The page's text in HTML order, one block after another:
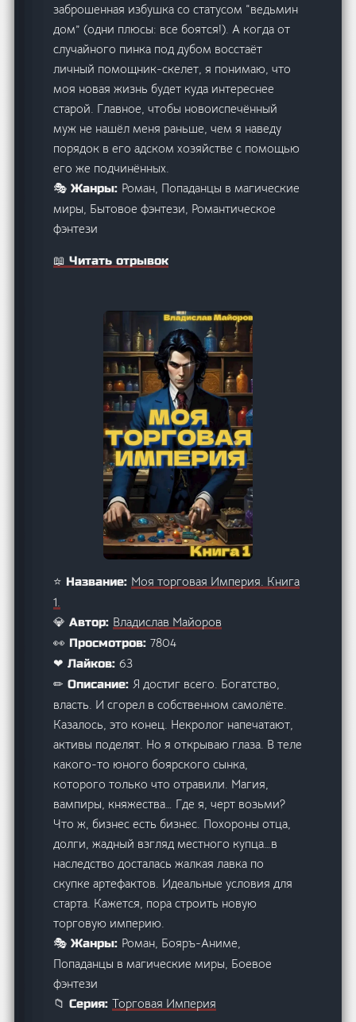
заброшенная избушка со статусом “ведьмин
дом” (одни плюсы: все боятся!). А когда от
случайного пинка под дубом восстаёт
личный помощник-скелет, я понимаю, что
моя новая жизнь будет куда интереснее
старой. Главное, чтобы новоиспечённый
муж не нашёл меня раньше, чем я наведу
порядок в его адском хозяйстве с помощью
его же подчинённых.
🎭 Жанры: Роман, Попаданцы в магические
миры, Бытовое фэнтези, Романтическое
фэнтези
📖 Читать отрывок
⭐ Название: Моя торговая Империя. Книга
1.
💎 Автор: Владислав Майоров
👀 Просмотров:7804
❤ Лайков:63
✏ Описание:Я достиг всего. Богатство,
власть. И сгорел в собственном самолёте.
Казалось, это конец. Некролог напечатают,
активы поделят. Но я открываю глаза. В теле
какого-то юного боярского сынка,
которого только что отравили. Магия,
вампиры, княжества… Где я, черт возьми?
Что ж, бизнес есть бизнес. Похороны отца,
долги, жадный взгляд местного купца…в
наследство досталась жалкая лавка по
скупке артефактов. Идеальные условия для
старта. Кажется, пора строить новую
торговую империю.
🎭 Жанры: Роман, Бояръ-Аниме,
Попаданцы в магические миры, Боевое
фэнтези
📁 Серия:Торговая Империя